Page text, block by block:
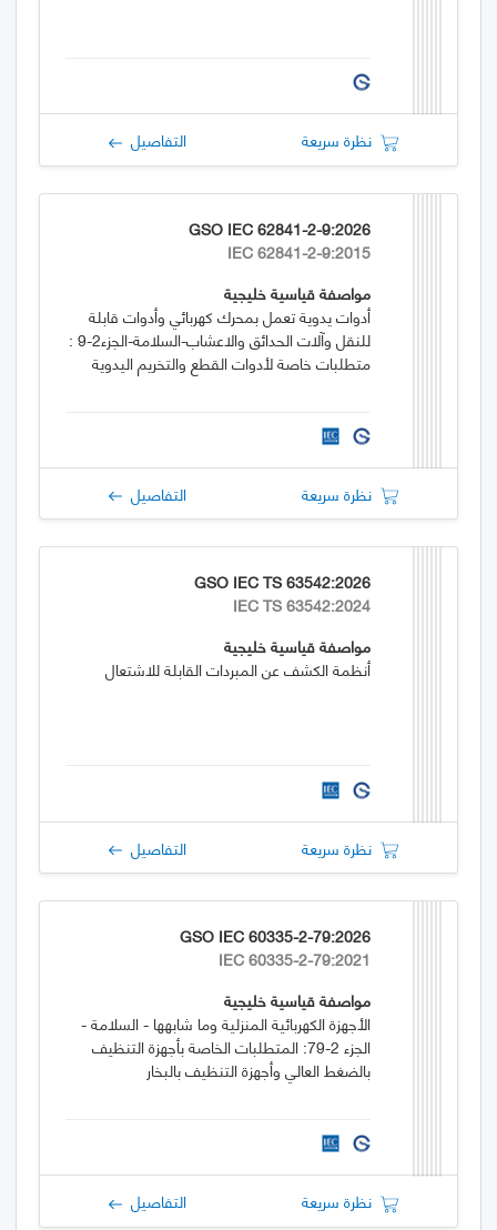
نظرة سريعة التفاصيل
GSO IEC 62841-2-9:2026
IEC 62841-2-9:2015
مواصفة قياسية خليجية
أدوات يدوية تعمل بمحرك كهربائي وأدوات قابلة
للنقل وآلات الحدائق والاعشاب-السلامة-الجزء2-9 :
متطلبات خاصة لأدوات القطع والتخريم اليدوية
نظرة سريعة التفاصيل
GSO IEC TS 63542:2026
IEC TS 63542:2024
مواصفة قياسية خليجية
أنظمة الكشف عن المبردات القابلة للاشتعال
نظرة سريعة التفاصيل
GSO IEC 60335-2-79:2026
IEC 60335-2-79:2021
مواصفة قياسية خليجية
الأجهزة الكهربائية المنزلية وما شابهها - السلامة -
الجزء 2-79: المتطلبات الخاصة بأجهزة التنظيف
بالضغط العالي وأجهزة التنظيف بالبخار
نظرة سريعة التفاصيل